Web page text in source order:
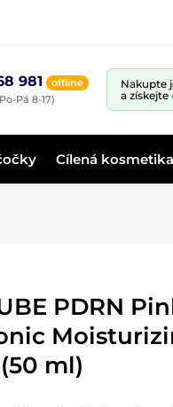
981 offline
Pá 8-17)
Nakupte
a získejte
Cílená kosmetika
PDRN
ml)